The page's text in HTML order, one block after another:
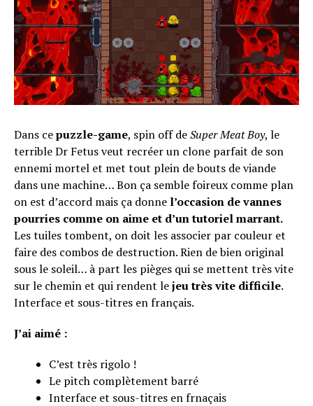
Dans cepuzzle-game, spin off deSuper Meat Boy, le
terrible Dr Fetus veut recréer un clone parfait de son
ennemi mortel et met tout plein de bouts de viande
dans une machine… Bon ça semble foireux comme plan
on est d’accord mais ça donne l’occasion de vannes
pourries comme on aime et d’un tutoriel marrant.
Les tuiles tombent, on doit les associer par couleur et
faire des combos de destruction. Rien de bien original
sous le soleil… à part les pièges qui se mettent très vite
sur le chemin et qui rendent lejeu très vite difficile.
Interface et sous-titres en français.
J’ai aimé :
C’est très rigolo !
Le pitch complètement barré
Interface et sous-titres en frnaçais